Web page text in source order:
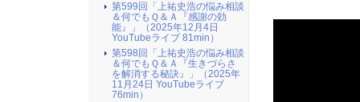
第599回「上祐史浩の悩み相談
＆何でもＱ＆Ａ『感謝の効
能』」（2025年12月4日
YouTubeライブ 81min）
第598回「上祐史浩の悩み相談
＆何でもＱ＆Ａ『生きづらさ
を解消する秘訣』​」（2025年
11月24日 YouTubeライブ
76min）